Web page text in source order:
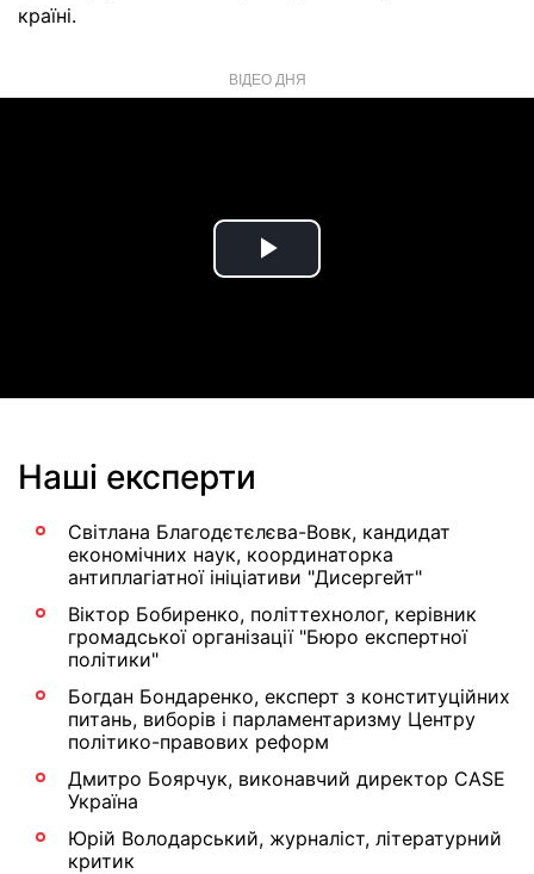
країні.
ВІДЕО ДНЯ
Play
Наші експерти
Світлана Благодєтєлєва-Вовк, кандидат
економічних наук, координаторка
антиплагіатної ініціативи "Дисергейт"
Віктор Бобиренко, політтехнолог, керівник
громадської організації "Бюро експертної
політики"
Богдан Бондаренко, експерт з конституційних
питань, виборів і парламентаризму Центру
політико-правових реформ
Дмитро Боярчук, виконавчий директор CASE
Україна
Юрій Володарський, журналіст, літературний
критик